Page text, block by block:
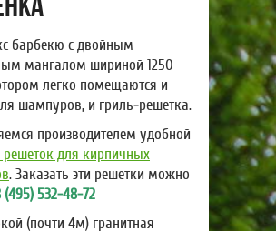
барбекю с двойным
мангалом шириной 1250
легко помещаются и
шампуров, и гриль-решетка.
производителем удобной
решеток для кирпичных
. Заказать эти решетки можно
(495) 532-48-72
(почти 4м) гранитная